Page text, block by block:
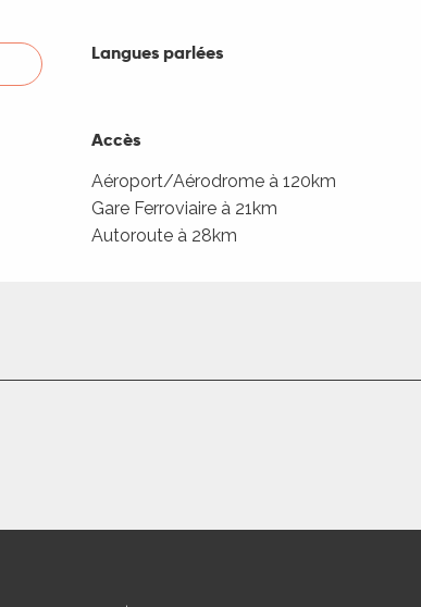
Langues parlées
Langues parlées
Accès
Accès
Aéroport/Aérodrome à 120km
Gare Ferroviaire à 21km
Autoroute à 28km